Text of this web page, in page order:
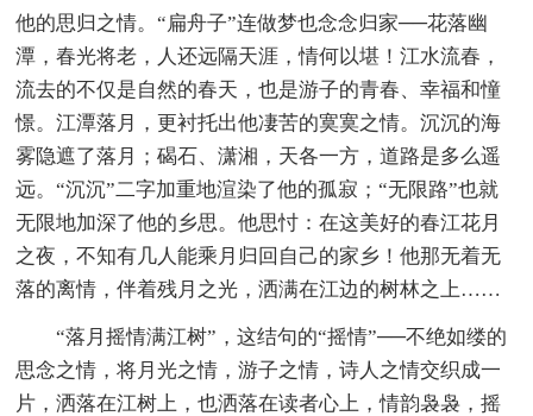
他的思归之情。“扁舟子”连做梦也念念归家──花落幽
潭，春光将老，人还远隔天涯，情何以堪！江水流春，
流去的不仅是自然的春天，也是游子的青春、幸福和憧
憬。江潭落月，更衬托出他凄苦的寞寞之情。沉沉的海
雾隐遮了落月；碣石、潇湘，天各一方，道路是多么遥
远。“沉沉”二字加重地渲染了他的孤寂；“无限路”也就
无限地加深了他的乡思。他思忖：在这美好的春江花月
之夜，不知有几人能乘月归回自己的家乡！他那无着无
落的离情，伴着残月之光，洒满在江边的树林之上……
“落月摇情满江树”，这结句的“摇情”──不绝如缕的
思念之情，将月光之情，游子之情，诗人之情交织成一
片，洒落在江树上，也洒落在读者心上，情韵袅袅，摇